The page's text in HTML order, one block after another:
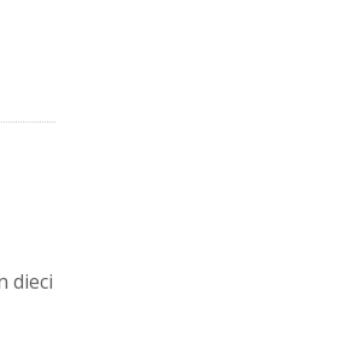
dieci